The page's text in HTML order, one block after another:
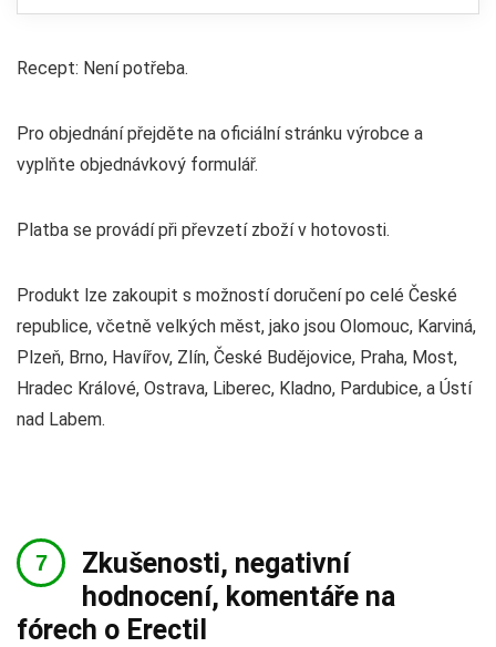
Recept: Není potřeba.
Pro objednání přejděte na oficiální stránku výrobce a
vyplňte objednávkový formulář.
Platba se provádí při převzetí zboží v hotovosti.
Produkt lze zakoupit s možností doručení po celé České
republice, včetně velkých měst, jako jsou Olomouc, Karviná,
Plzeň, Brno, Havířov, Zlín, České Budějovice, Praha, Most,
Hradec Králové, Ostrava, Liberec, Kladno, Pardubice, a Ústí
nad Labem.
Zkušenosti, negativní
hodnocení, komentáře na
fórech o Erectil